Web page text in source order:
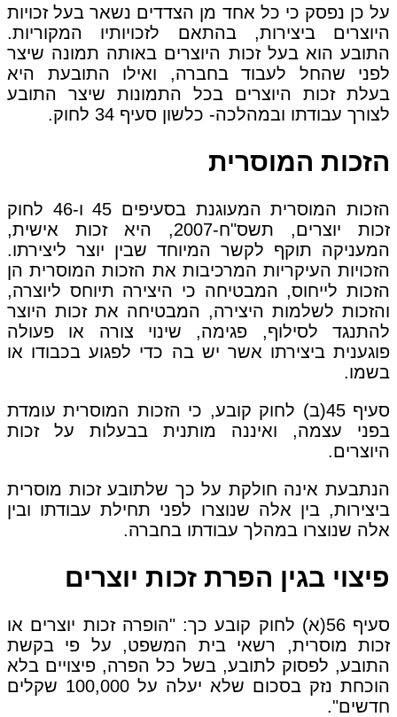
על כן נפסק כי כל אחד מן הצדדים נשאר בעל זכויות
היוצרים ביצירות, בהתאם לזכויותיו המקוריות.
התובע הוא בעל זכות היוצרים באותה תמונה שיצר
לפני שהחל לעבוד בחברה, ואילו התובעת היא
בעלת זכות היוצרים בכל התמונות שיצר התובע
לצורך עבודתו ובמהלכה- כלשון סעיף 34 לחוק.
הזכות המוסרית
הזכות המוסרית המעוגנת בסעיפים 45 ו-46 לחוק
זכות יוצרים, תשס"ח-2007, היא זכות אישית,
המעניקה תוקף לקשר המיוחד שבין יוצר ליצירתו.
הזכויות העיקריות המרכיבות את הזכות המוסרית הן
הזכות לייחוס, המבטיחה כי היצירה תיוחס ליוצרה,
והזכות לשלמות היצירה, המבטיחה את זכות היוצר
להתנגד לסילוף, פגימה, שינוי צורה או פעולה
פוגענית ביצירתו אשר יש בה כדי לפגוע בכבודו או
בשמו.
סעיף 45(ב) לחוק קובע, כי הזכות המוסרית עומדת
בפני עצמה, ואיננה מותנית בבעלות על זכות
היוצרים.
הנתבעת אינה חולקת על כך שלתובע זכות מוסרית
ביצירות, בין אלה שנוצרו לפני תחילת עבודתו ובין
אלה שנוצרו במהלך עבודתו בחברה.
פיצוי בגין הפרת זכות יוצרים
סעיף 56(א) לחוק קובע כך: "הופרה זכות יוצרים או
זכות מוסרית, רשאי בית המשפט, על פי בקשת
התובע, לפסוק לתובע, בשל כל הפרה, פיצויים בלא
הוכחת נזק בסכום שלא יעלה על 100,000 שקלים
חדשים".